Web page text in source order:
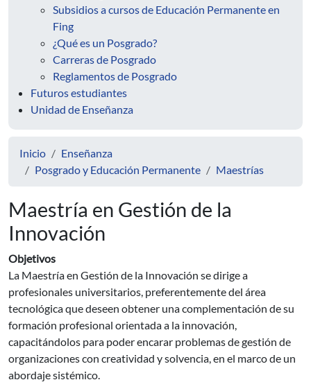
Subsidios a cursos de Educación Permanente en
Fing
¿Qué es un Posgrado?
Carreras de Posgrado
Reglamentos de Posgrado
Futuros estudiantes
Unidad de Enseñanza
Inicio
Enseñanza
Posgrado y Educación Permanente
Maestrías
Maestría en Gestión de la
Innovación
Objetivos
La Maestría en Gestión de la Innovación se dirige a
profesionales universitarios, preferentemente del área
tecnológica que deseen obtener una complementación de su
formación profesional orientada a la innovación,
capacitándolos para poder encarar problemas de gestión de
organizaciones con creatividad y solvencia, en el marco de un
abordaje sistémico.